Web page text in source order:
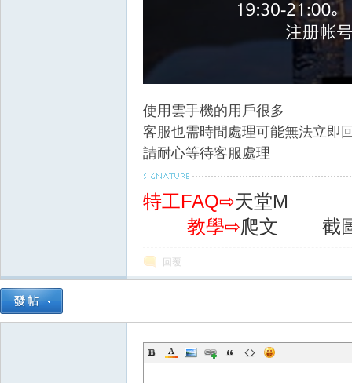
天
使用雲手機的用戶很多
客服也需時間處理可能無法立即
請耐心等待客服處理
特工FAQ⇨天堂M
教學⇨爬文 截
回覆